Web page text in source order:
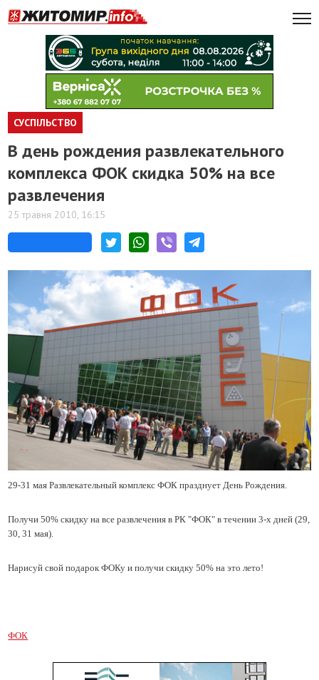
СУСПІЛЬСТВО
В день рождения развлекательного
комплекса ФОК скидка 50% на все
развлечения
25 травня 2010, 16:15
29-31 мая Развлекательный комплекс ФОК празднует День Рождения.
Получи 50% скидку на все развлечения в РК "ФОК" в течении 3-х дней (29,
30, 31 мая)
Нарисуй свой подарок ФОКу и получи скидку 50% на это лето!
ФОК